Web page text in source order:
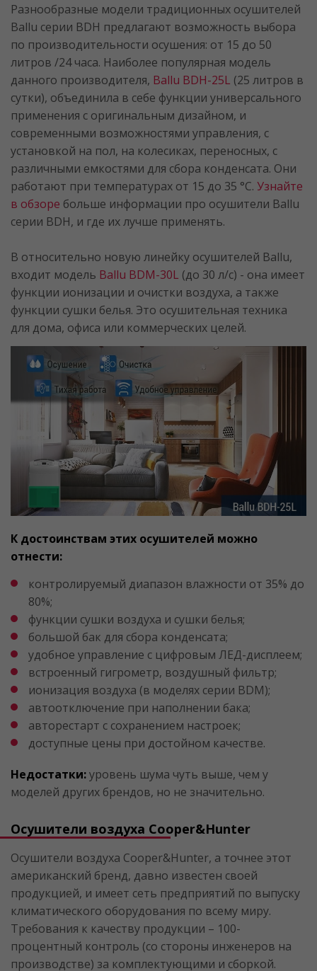
Разнообразные модели традиционных осушителей
Ballu серии BDH предлагают возможность выбора
по производительности осушения: от 15 до 50
литров /24 часа. Наиболее популярная модель
данного производителя, Ballu BDH-25L (25 литров в
сутки), объединила в себе функции универсального
применения с оригинальным дизайном, и
современными возможностями управления, с
установкой на пол, на колесиках, переносных, с
различными емкостями для сбора конденсата. Они
работают при температурах от 15 до 35 °С. Узнайте
в обзоре больше информации про осушители Ballu
серии BDH, и где их лучше применять.
В относительно новую линейку осушителей Ballu,
входит модель Ballu BDM-30L (до 30 л/с) - она имеет
функции ионизации и очистки воздуха, а также
функции сушки белья. Это осушительная техника
для дома, офиса или коммерческих целей.
К достоинствам этих осушителей можно
отнести:
контролируемый диапазон влажности от 35% до
80%;
функции сушки воздуха и сушки белья;
большой бак для сбора конденсата;
удобное управление с цифровым ЛЕД-дисплеем;
встроенный гигрометр, воздушный фильтр;
ионизация воздуха (в моделях серии BDM);
автоотключение при наполнении бака;
авторестарт с сохранением настроек;
доступные цены при достойном качестве.
Недостатки:уровень шума чуть выше, чем у
моделей других брендов, но не значительно.
Осушители воздуха Cooper&Hunter
Осушители воздуха Cooper&Hunter, а точнее этот
американский бренд, давно известен своей
продукцией, и имеет сеть предприятий по выпуску
климатического оборудования по всему миру.
Требования к качеству продукции – 100-
процентный контроль (со стороны инженеров на
производстве) за комплектующими и сборкой.